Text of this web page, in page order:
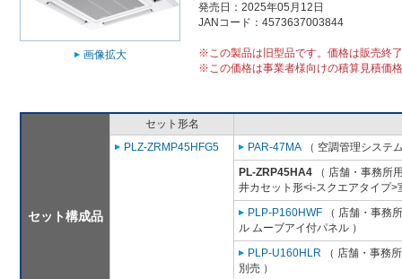
画像拡大
発売日：2025年05月12日
JANコード：4573637003844
※この製品は旧型品です。価格は販売終
※この価格は事業者様向けの積算見積価
セット構成品
セット形名
PLZ-ZRMP45HFG5
PAR-47MA （ 空調管理システ
PL-ZRP45HA4 （ 店舗・事務所
井カセット形<i-スクエアタイプ>
PLP-P160HWF （ 店舗・事務
ル ムーブアイ付パネル ）
PLP-U160HLR （ 店舗・事務
別売 ）